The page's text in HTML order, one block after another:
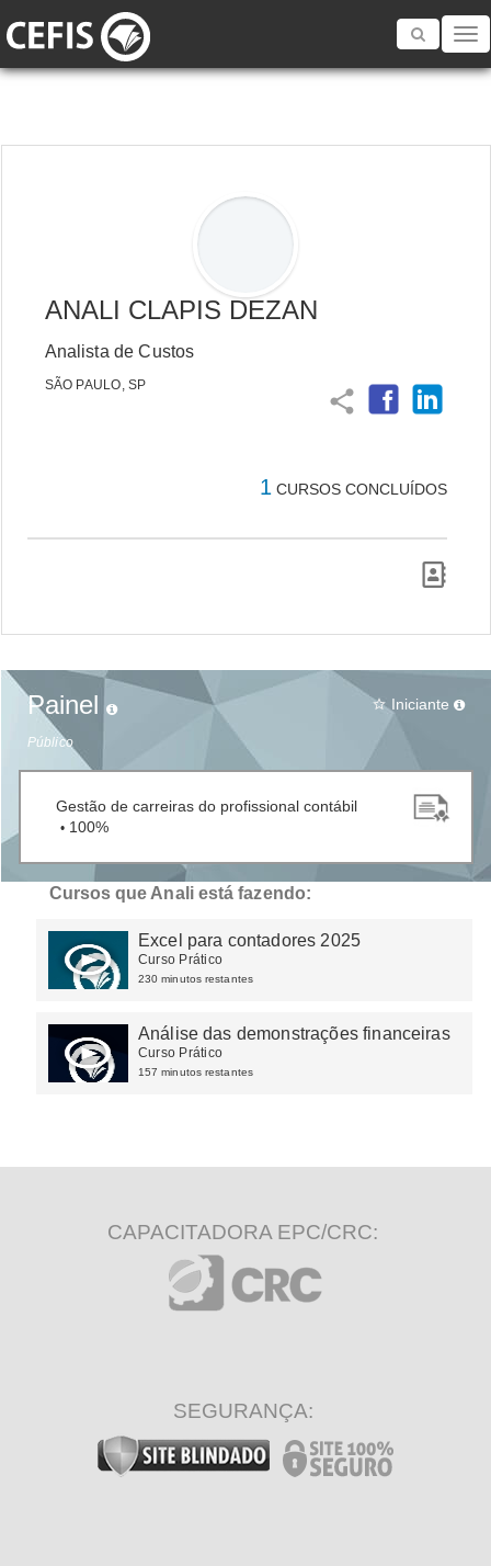
Toggle
ANALI CLAPIS DEZAN
Analista de Custos
SÃO PAULO, SP
share
1 CURSOS CONCLUÍDOS
Painel
Público
star_border Iniciante
Gestão de carreiras do profissional contábil
• 100%
Cursos que Anali está fazendo:
Excel para contadores 2025
Curso Prático
230 minutos restantes
Análise das demonstrações financeiras
Curso Prático
157 minutos restantes
CAPACITADORA EPC/CRC:
SEGURANÇA: